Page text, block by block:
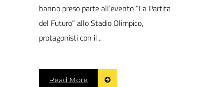
hanno preso parte all’evento “La Partita
del Futuro” allo Stadio Olimpico,
protagonisti con il...
Read More